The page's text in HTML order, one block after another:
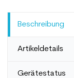
Beschreibung
Artikeldetails
Gerätestatus